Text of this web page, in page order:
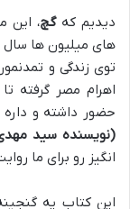
دیدیم کهگچ، این
های میلیون ها سال
توی زندگی و
اهرام مصر گرفته
حضور داشته و
(نویسنده سید
انگیز رو برای ما
این کتاب یه